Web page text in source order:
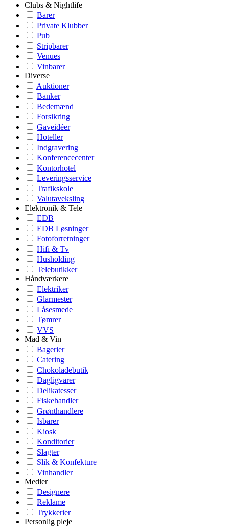
Clubs & Nightlife
Barer
Private Klubber
Pub
Stripbarer
Venues
Vinbarer
Diverse
Auktioner
Banker
Bedemænd
Forsikring
Gaveidéer
Hoteller
Indgravering
Konferencecenter
Kontorhotel
Leveringsservice
Trafikskole
Valutaveksling
Elektronik & Tele
EDB
EDB Løsninger
Fotoforretninger
Hifi & Tv
Husholding
Telebutikker
Håndværkere
Elektriker
Glarmester
Låsesmede
Tømrer
VVS
Mad & Vin
Bagerier
Catering
Chokoladebutik
Dagligvarer
Delikatesser
Fiskehandler
Grønthandlere
Isbarer
Kiosk
Konditorier
Slagter
Slik & Konfekture
Vinhandler
Medier
Designere
Reklame
Trykkerier
Personlig pleje